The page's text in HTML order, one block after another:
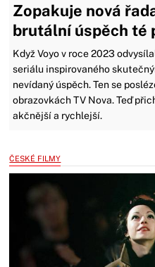
Zopakuje nová
brutální úspěch té
Když Voyo v roce 2023
seriálu inspirovaného
nevídaný úspěch. Ten se
obrazovkách TV Nova. Teď
akčnější a rychlejší.
ČESKÉ FILMY